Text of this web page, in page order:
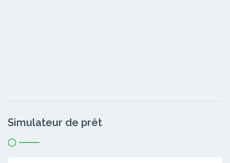
Simulateur de prêt